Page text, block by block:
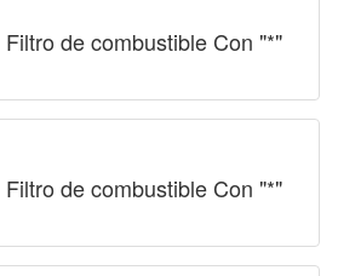
Filtro de combustible Con "*"
Filtro de combustible Con "*"